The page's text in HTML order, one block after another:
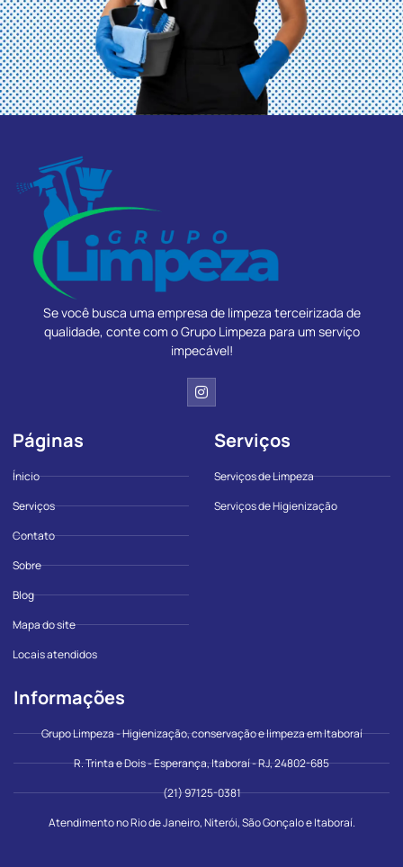
Se você busca uma empresa de limpeza terceirizada de
qualidade, conte com o Grupo Limpeza para um serviço
impecável!
Páginas
Ínicio
Serviços
Contato
Sobre
Blog
Mapa do site
Locais atendidos
Serviços
Serviços de Limpeza
Serviços de Higienização
Informações
Grupo Limpeza - Higienização, conservação e limpeza em Itaboraí
R. Trinta e Dois - Esperança, Itaboraí - RJ, 24802-685
(21) 97125-0381
Atendimento no Rio de Janeiro, Niterói, São Gonçalo e Itaboraí.